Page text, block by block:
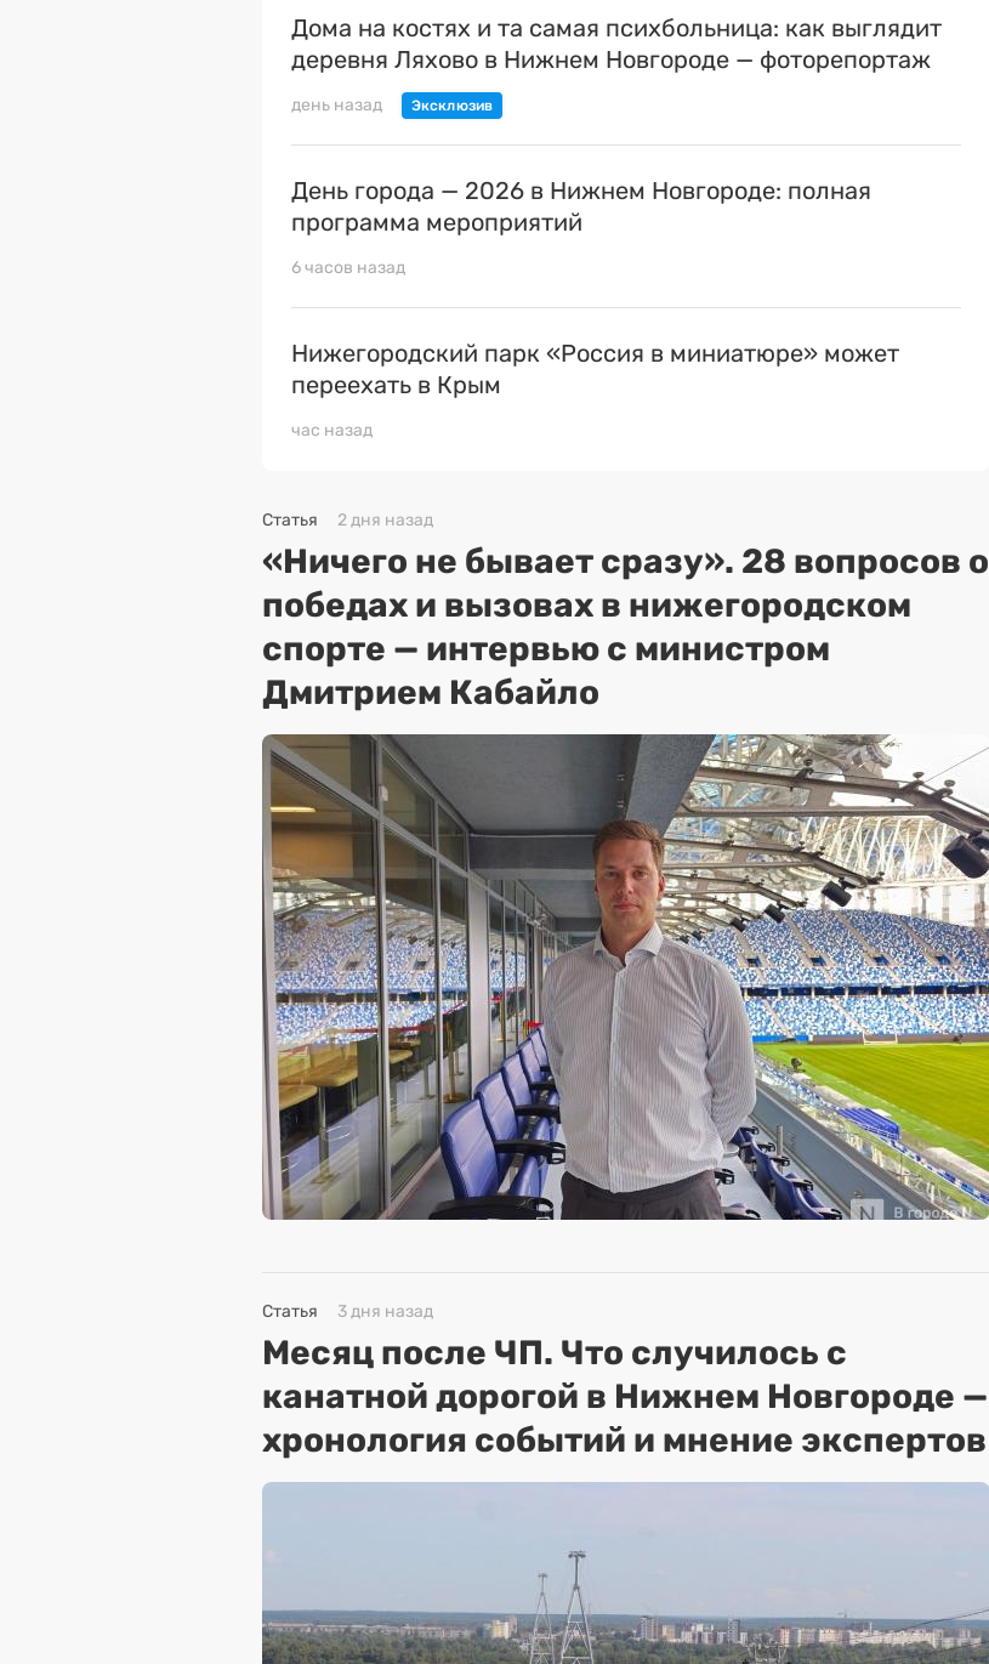
Дома на костях и та самая психбольница: как выглядит
деревня Ляхово в Нижнем Новгороде — фоторепортаж
день назад
День города — 2026 в Нижнем Новгороде: полная
программа мероприятий
6 часов назад
Нижегородский парк «Россия в миниатюре» может
переехать в Крым
час назад
Статья 2 дня назад
«Ничего не бывает сразу». 28 вопросов о
победах и вызовах в нижегородском
спорте — интервью с министром
Дмитрием Кабайло
Статья 3 дня назад
Месяц после ЧП. Что случилось с
канатной дорогой в Нижнем Новгороде —
хронология событий и мнение экспертов